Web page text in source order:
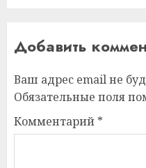
Добавить
Ваш адрес email не
Обязательные поля
Комментарий *